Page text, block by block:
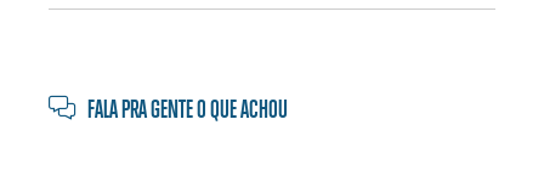
FALA PRA GENTE O QUE ACHOU